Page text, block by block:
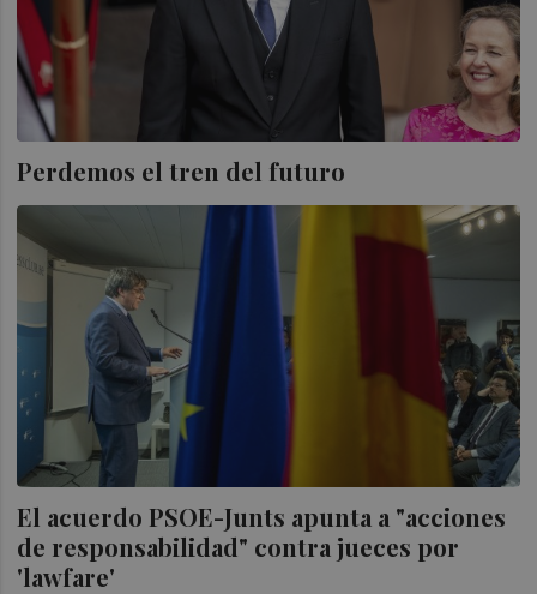
Perdemos el tren del futuro
El acuerdo PSOE-Junts apunta a "acciones
de responsabilidad" contra jueces por
'lawfare'